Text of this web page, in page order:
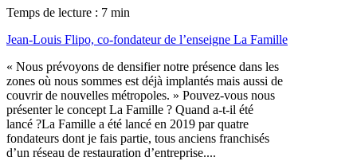
Temps de lecture : 7 min
Jean-Louis Flipo, co-fondateur de l’enseigne La Famille
« Nous prévoyons de densifier notre présence dans les
zones où nous sommes est déjà implantés mais aussi de
couvrir de nouvelles métropoles. » Pouvez-vous nous
présenter le concept La Famille ? Quand a-t-il été
lancé ?La Famille a été lancé en 2019 par quatre
fondateurs dont je fais partie, tous anciens franchisés
d’un réseau de restauration d’entreprise....